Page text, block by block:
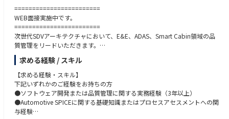
の機会もあります。グローバルにチャレンジしたい方に適した環境です。
【Mission（短期）】
新型車の大日程立案やプロジェクト進行管理、技術情報の処理・管理がで
きる実務リーダーとして活躍いただくことを期待します。
【Vision/Value（中長期）】
新型車の開発から生産に関する幅広い専門知識を持ち、プロジェクト戦略
立案や全社横断的な課題解決を担うプロジェクトリーダーへ成長していた
だくことを期待します。
========================
WEB面接実施中です。
========================
次世代SDVアーキテクチャにおいて、E&E、ADAS、Smart Cabin領域の品
質管理をリードいただきます。
Automotive SPICE準拠の開発プロセス評価・監査・改善活動を通じ、サプ
ライヤ品質の向上とSDV品質保証スキームの構築を推進していただきま
す。
【具体的には】
●SDV領域（E&E／ADAS／Smart Cabin）における品質管理業務全般
●サプライヤの品質に係る開発ケーパビリティ評価
求める経験 / スキル
【求める経験・スキル】
下記いずれかのご経験をお持ちの方
●ソフトウェア開発または品質管理に関する実務経験（3年以上）
●Automotive SPICEに関する基礎知識またはプロセスアセスメントへの関
与経験